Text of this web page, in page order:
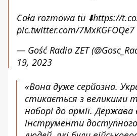
Cała rozmowa tu ⬇️https://
pic.twitter.com/7MxKGFOQe7
— Gość Radia ZET
19, 2023
«Вона дуже серйозна.
стикається з великими
наборі до армії.
інструменти